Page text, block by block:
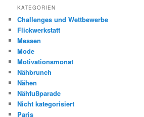
KATEGORIEN
Challenges und Wettbewerbe
Flickwerkstatt
Messen
Mode
Motivationsmonat
Nähbrunch
Nähen
Nähfußparade
Nicht kategorisiert
Paris